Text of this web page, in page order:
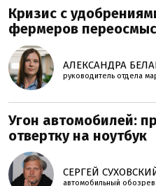
Кризис с
фермеров
АЛЕКСАНДРА
руководитель отдела
Угон автомобилей:
отвертку на ноутбук
СЕРГЕЙ
автомобильный